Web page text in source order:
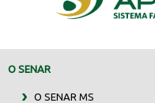
O SENAR
O SENAR MS